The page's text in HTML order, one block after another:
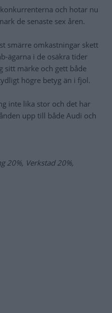
och hotar nu
de senaste sex åren.
smärre omkastningar skett
ägarna i de osäkra tider
sitt märke och gett både
högre betyg än i fjol.
inte lika stor och det har
upp till både Audi och
20%, Verkstad 20%,